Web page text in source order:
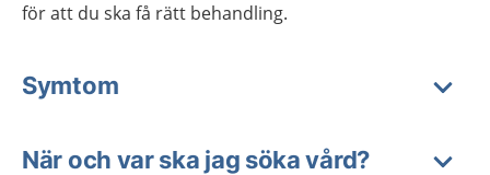
för att du ska få rätt behandling.
Symtom
När och var ska jag söka vård?